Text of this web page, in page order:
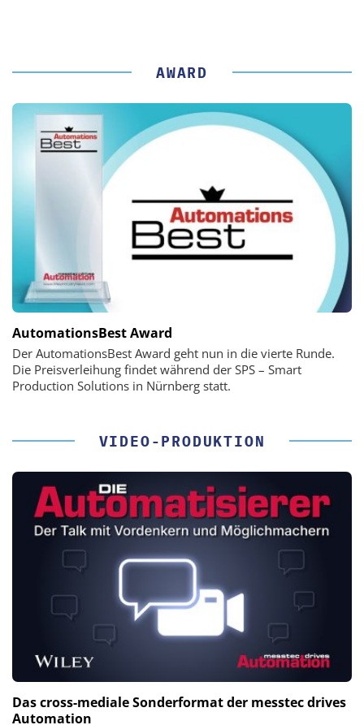
AWARD
AutomationsBest Award
Der AutomationsBest Award geht nun in die vierte Runde.
Die Preisverleihung findet während der SPS – Smart
Production Solutions in Nürnberg statt.
VIDEO-PRODUKTION
Das cross-mediale Sonderformat der messtec drives
Automation